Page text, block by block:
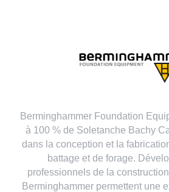
Berminghammer Foundation
à 100 % de Soletanche Bachy
dans la conception et la
battage et de forage.
professionnels de la
Berminghammer permettent une